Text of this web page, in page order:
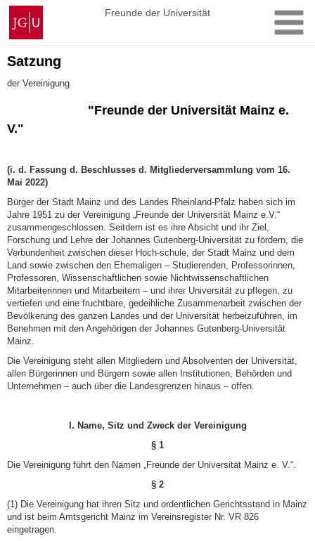
Zum
Inhalt
springen
Johannes
Gutenberg-
Universität
Mainz
Freunde der Universität
Satzung
der Vereinigung
"Freunde der Universität Mainz e.
V."
(i. d. Fassung d. Beschlusses d. Mitgliederversammlung vom 16.
Mai 2022)
Bürger der Stadt Mainz und des Landes Rheinland-Pfalz haben sich im
Jahre 1951 zu der Vereinigung „Freunde der Universität Mainz e.V.“
zusammengeschlossen. Seitdem ist es ihre Absicht und ihr Ziel,
Forschung und Lehre der Johannes Gutenberg-Universität zu fördern, die
Verbundenheit zwischen dieser Hoch-schule, der Stadt Mainz und dem
Land sowie zwischen den Ehemaligen – Studierenden, Professorinnen,
Professoren, Wissenschaftlichen sowie Nichtwissenschaftlichen
Mitarbeiterinnen und Mitarbeitern – und ihrer Universität zu pflegen, zu
vertiefen und eine fruchtbare, gedeihliche Zusammenarbeit zwischen der
Bevölkerung des ganzen Landes und der Universität herbeizuführen, im
Benehmen mit den Angehörigen der Johannes Gutenberg-Universität
Mainz.
Die Vereinigung steht allen Mitgliedern und Absolventen der Universität,
allen Bürgerinnen und Bürgern sowie allen Institutionen, Behörden und
Unternehmen – auch über die Landesgrenzen hinaus – offen.
I. Name, Sitz und Zweck der Vereinigung
§ 1
Die Vereinigung führt den Namen „Freunde der Universität Mainz e. V.“.
§ 2
(1) Die Vereinigung hat ihren Sitz und ordentlichen Gerichtsstand in Mainz
und ist beim Amtsgericht Mainz im Vereinsregister Nr. VR 826
eingetragen.